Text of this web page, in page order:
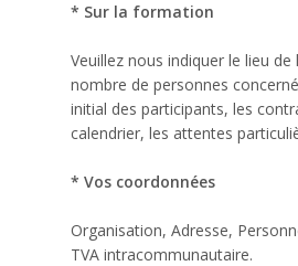
* Sur la formation
Veuillez nous indiquer le lieu
nombre de personnes
initial des participants, les
calendrier, les attentes
* Vos coordonnées
Organisation, Adresse,
TVA intracommunautaire.